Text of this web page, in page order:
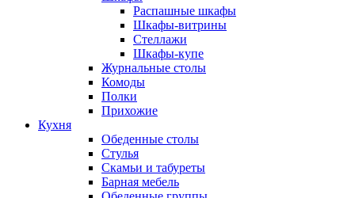
Распашные шкафы
Шкафы-витрины
Стеллажи
Шкафы-купе
Журнальные столы
Комоды
Полки
Прихожие
Кухня
Обеденные столы
Стулья
Скамьи и табуреты
Барная мебель